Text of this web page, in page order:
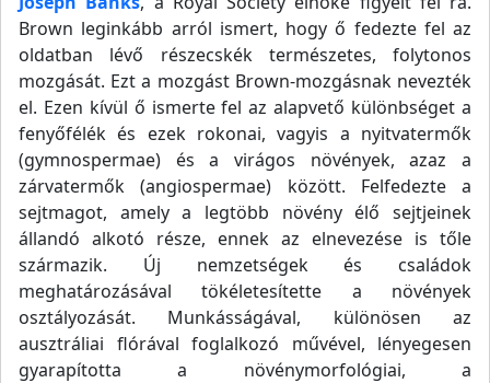
Brown leginkább arról ismert, hogy ő fedezte fel az
oldatban lévő részecskék természetes, folytonos
mozgását. Ezt a mozgást Brown-mozgásnak nevezték
el. Ezen kívül ő ismerte fel az alapvető különbséget a
fenyőfélék és ezek rokonai, vagyis a nyitvatermők
(gymnospermae) és a virágos növények, azaz a
zárvatermők (angiospermae) között. Felfedezte a
sejtmagot, amely a legtöbb növény élő sejtjeinek
állandó alkotó része, ennek az elnevezése is tőle
származik. Új nemzetségek és családok
meghatározásával tökéletesítette a növények
osztályozását. Munkásságával, különösen az
ausztráliai flórával foglalkozó művével, lényegesen
gyarapította a növénymorfológiai, a